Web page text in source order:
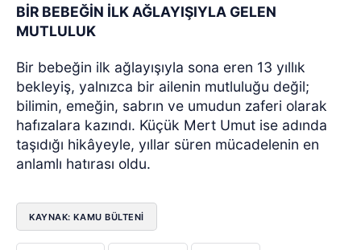
BİR BEBEĞİN İLK AĞLAYIŞIYLA GELEN
MUTLULUK
Bir bebeğin ilk ağlayışıyla sona eren 13 yıllık
bekleyiş, yalnızca bir ailenin mutluluğu değil;
bilimin, emeğin, sabrın ve umudun zaferi olarak
hafızalara kazındı. Küçük Mert Umut ise adında
taşıdığı hikâyeyle, yıllar süren mücadelenin en
anlamlı hatırası oldu.
KAYNAK: KAMU BÜLTENİ